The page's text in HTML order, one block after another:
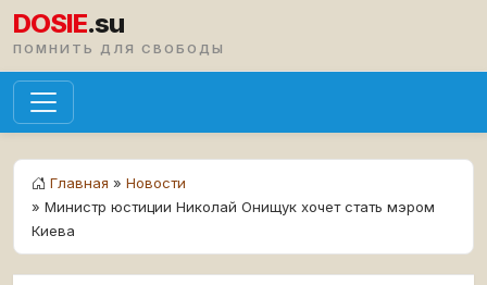
DOSIE.su
ПОМНИТЬ ДЛЯ СВОБОДЫ
Главная » Новости
» Министр юстиции Николай Онищук хочет стать мэром
Киева